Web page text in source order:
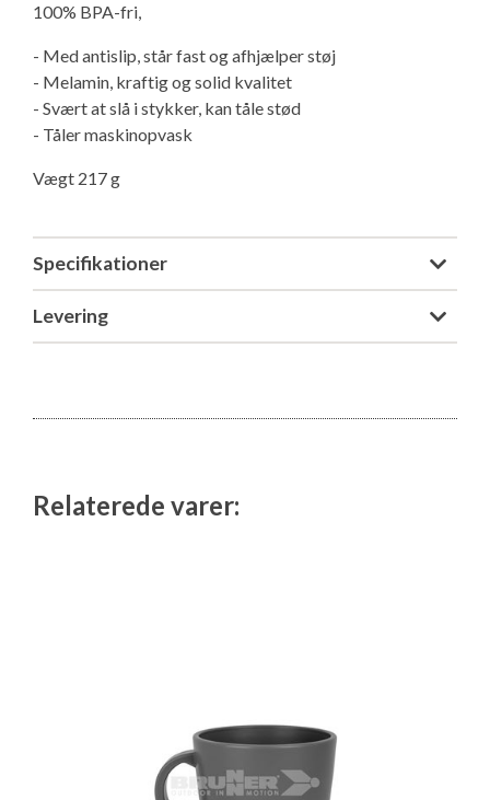
Isabella Opstillingsvejledninger
GPDR - Optagelse af foto og video
GPDR - KG Camping Kundeklub
100% BPA-fri,
- Med antislip, står fast og afhjælper støj
- Melamin, kraftig og solid kvalitet
- Svært at slå i stykker, kan tåle stød
- Tåler maskinopvask
Vægt 217 g
Specifikationer
Levering
Relaterede varer: